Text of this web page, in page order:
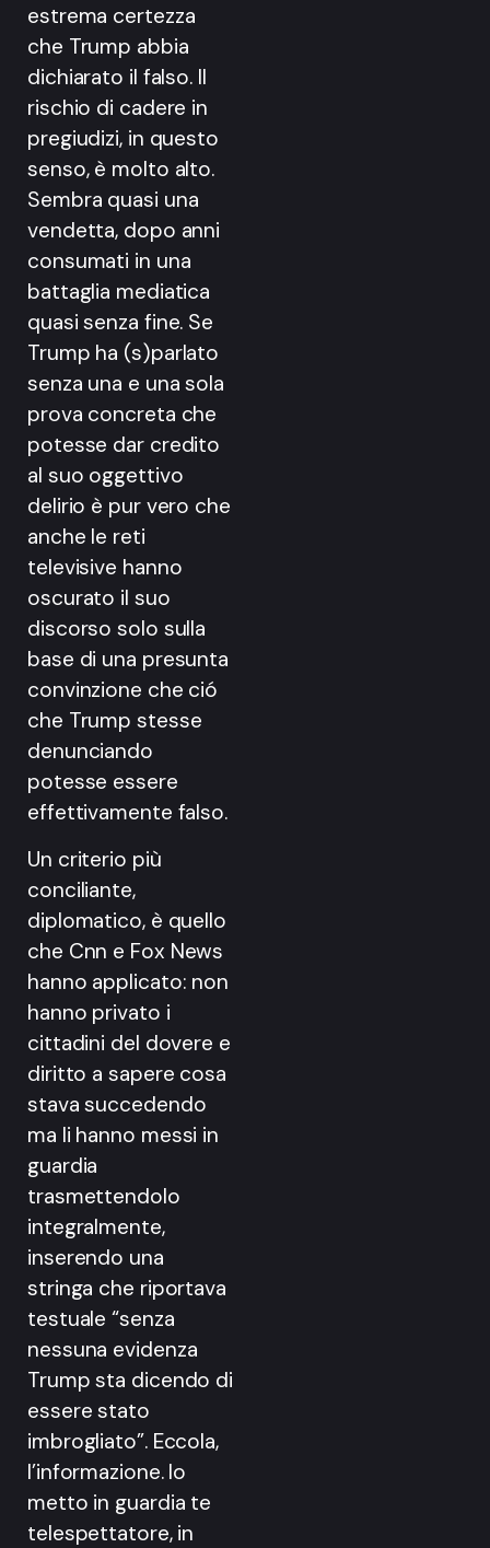
estrema certezza
che Trump abbia
dichiarato il falso. Il
rischio di cadere in
pregiudizi, in questo
senso, è molto alto.
Sembra quasi una
vendetta, dopo anni
consumati in una
battaglia mediatica
quasi senza fine. Se
Trump ha (s)parlato
senza una e una sola
prova concreta che
potesse dar credito
al suo oggettivo
delirio è pur vero che
anche le reti
televisive hanno
oscurato il suo
discorso solo sulla
base di una presunta
convinzione che ció
che Trump stesse
denunciando
potesse essere
effettivamente falso.
Un criterio più
conciliante,
diplomatico, è quello
che Cnn e Fox News
hanno applicato: non
hanno privato i
cittadini del dovere e
diritto a sapere cosa
stava succedendo
ma li hanno messi in
guardia
trasmettendolo
integralmente,
inserendo una
stringa che riportava
testuale “senza
nessuna evidenza
Trump sta dicendo di
essere stato
imbrogliato”. Eccola,
l’informazione. Io
metto in guardia te
telespettatore, in